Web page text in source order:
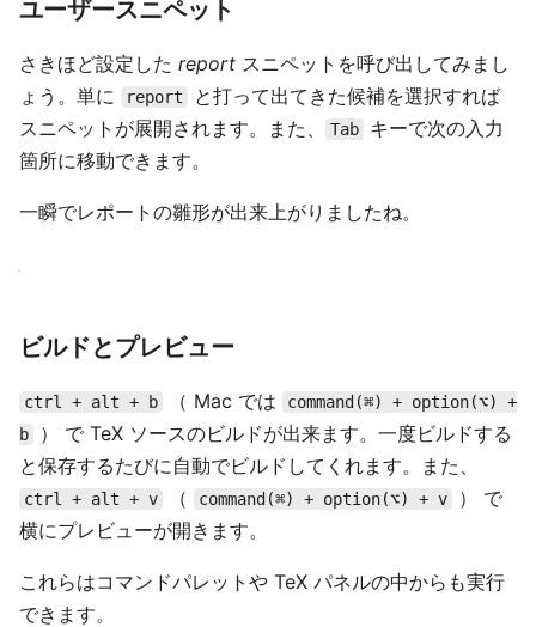
ユーザースニペット
さきほど設定した report スニペットを呼び出してみまし
ょう。単に
report
と打って出てきた候補を選択すれば
スニペットが展開されます。また、
Tab
キーで次の入力
箇所に移動できます。
一瞬でレポートの雛形が出来上がりましたね。
ビルドとプレビュー
ctrl + alt + b （ Mac では
command(⌘) + option(⌥) +
b
） で TeX ソースのビルドが出来ます。一度ビルドする
と保存するたびに自動でビルドしてくれます。また、
ctrl + alt + v （ command(⌘) + option(⌥) + v
） で
横にプレビューが開きます。
これらはコマンドパレットや TeX パネルの中からも実行
できます。